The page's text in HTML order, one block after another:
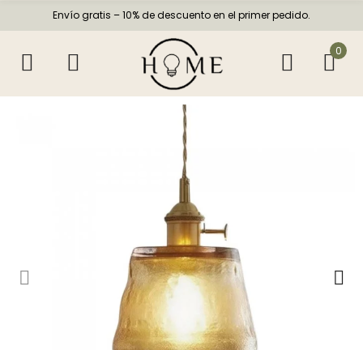
Envío gratis – 10% de descuento en el primer pedido.
0